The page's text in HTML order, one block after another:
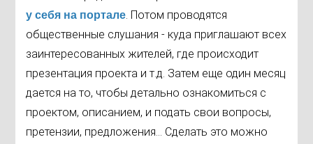
у себя на портале. Потом проводятся
общественные слушания - куда приглашают всех
заинтересованных жителей, где происходит
презентация проекта и т.д. Затем еще один месяц
дается на то, чтобы детально ознакомиться с
проектом, описанием, и подать свои вопросы,
претензии, предложения... Сделать это можно